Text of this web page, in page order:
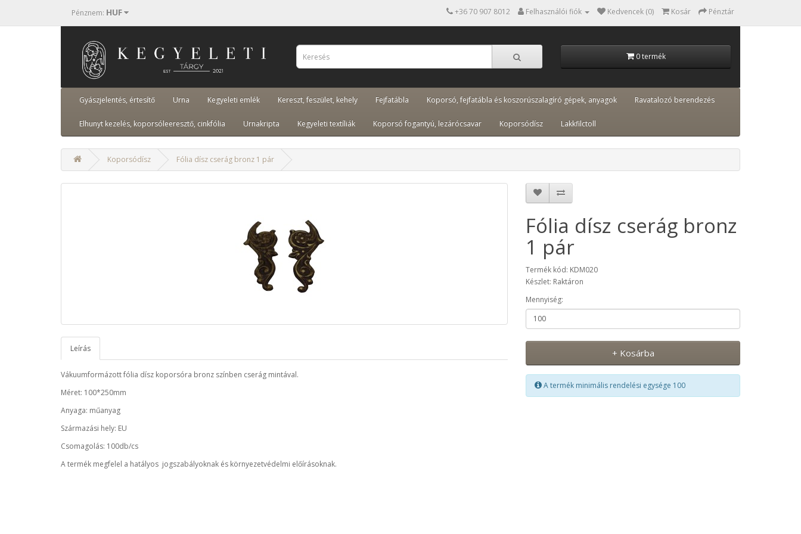
Pénznem: HUF +36 70 907 8012 Felhasználói fiók Kedvencek (0) Kosár Pénztár
0 termék
Gyászjelentés, értesítő Urna Kegyeleti emlék Kereszt, feszület, kehely Fejfatábla Koporsó, fejfatábla és koszorúszalagíró gépek, anyagok Ravatalozó berendezés
Elhunyt kezelés, koporsóleeresztő, cinkfólia Urnakripta Kegyeleti textíliák Koporsó fogantyú, lezárócsavar Koporsódísz Lakkfilctoll
Koporsódísz Fólia dísz cserág bronz 1 pár
Leírás
Vákuumformázott fólia dísz koporsóra bronz színben cserág mintával.
Méret: 100*250mm
Anyaga: műanyag
Származási hely: EU
Csomagolás: 100db/cs
A termék megfelel a hatályos jogszabályoknak és környezetvédelmi előírásoknak.
Fólia dísz cserág bronz
1 pár
Termék kód: KDM020
Készlet: Raktáron
Mennyiség:
+ Kosárba
A termék minimális rendelési egysége 100